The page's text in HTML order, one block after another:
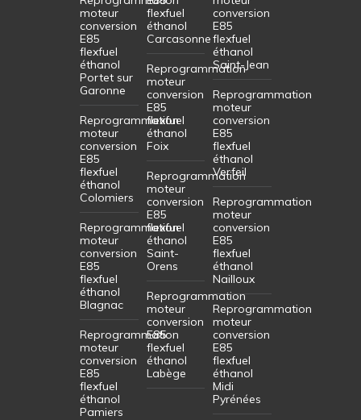
moteur
conversion
E85
flexfuel
éthanol
Portet sur
Garonne
Reprogrammation
moteur
conversion
E85
flexfuel
éthanol
Colomiers
Reprogrammation
moteur
conversion
E85
flexfuel
éthanol
Blagnac
Reprogrammation
moteur
conversion
E85
flexfuel
éthanol
Pamiers
flexfuel
éthanol
Carcasonne
Reprogrammation
moteur
conversion
E85
flexfuel
éthanol
Foix
Reprogrammation
moteur
conversion
E85
flexfuel
éthanol
Saint-
Orens
Reprogrammation
moteur
conversion
E85
flexfuel
éthanol
Labège
conversion
E85
flexfuel
éthanol
Saint-Jean
Reprogrammation
moteur
conversion
E85
flexfuel
éthanol
Verfeil
Reprogrammation
moteur
conversion
E85
flexfuel
éthanol
Nailloux
Reprogrammation
moteur
conversion
E85
flexfuel
éthanol
Midi
Pyrénées